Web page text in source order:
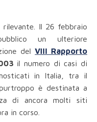
Il 26 febbraio
un ulteriore
del VIII Rapporto
il numero di casi di
in Italia, tra il
è destinata a
di ancora molti siti
in corso.